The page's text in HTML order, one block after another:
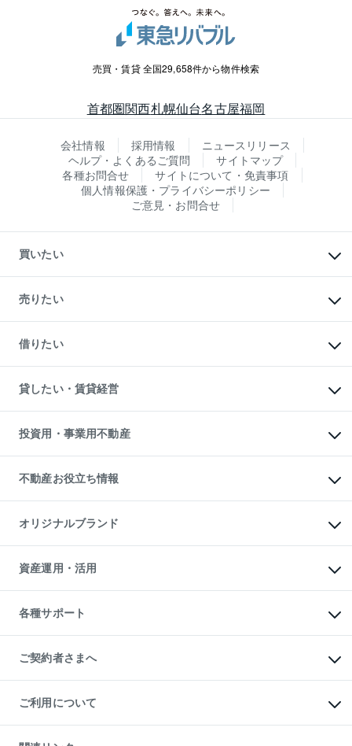
売買・賃貸 全国29,658件から物件検索
首都圏関西札幌仙台名古屋福岡
会社情報 採用情報
ニュースリリース
ヘルプ・よくあるご質問
サイトマップ
各種お問合せ
サイトについて・免責事項
個人情報保護・プライバシーポリシー
ご意見・お問合せ
買いたい
新築・分譲マンションの購入
中古マンションの購入
一戸建ての購入
中古一戸建ての購入
不動産購入の流れ
注目キーワード物件特集
購入ガイド
English 繁体中文簡体中文
売りたい
一戸建ての売却・査定
土地の売却・査定
スピードAI査定
不動産査定について
不動産売却の流れ
不動産買換えの流れ
売却ガイド
借りたい
オフィス・店舗の賃貸
借りるときの流れ
借りるガイド
貸したい・賃貸経営
マンション賃料データ
賃貸管理プラン
リロケーションについて
貸すガイド
投資用・事業用不動産
事業用不動産
マンション投資
投資用マンション
アパート経営
収益物件
ビル購入（ビル一棟）
投資用不動産の売却査定
事業用不動産の売却査定
不動産お役立ち情報
マンションライブラリー
人気マンションランキング
暮らしに役立つ不動産メディア
不動産相場・不動産価格情報
不動産コラム・ニュース
不動産用語集
不動産なんでもネット相談室
住まいの税金
オリジナルブランド
一棟リノベーションマンション
L`GENTE（ルジェンテ）
区分リノベーションマンション
投資用一棟レジデンスWELL
不動産小口投資
LEGACIA（レガシア）
資産運用・活用
不動産M&A
アセットマネジメント・出資
各種サポート
相続サポート
リフォームサポート
ご契約者さまへ
ご紹介・再契約特典
入居者様専用-各種ご案内（賃貸）
東急こすもす会「こすもすWeb」
ご利用について
金融商品取引について